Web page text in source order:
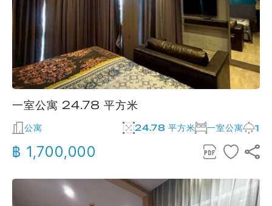
一室公寓 24.78 平方米
公寓 24.78 平方米 一室公寓 1
฿ 1,700,000